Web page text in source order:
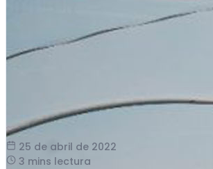
25 de abril de 2022
3 mins lectura